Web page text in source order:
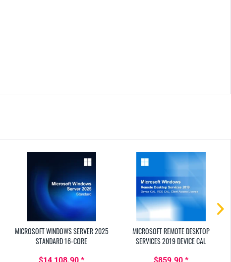
MICROSOFT WINDOWS SERVER 2025
STANDARD 16-CORE
MICROSOFT REMOTE DESKTOP
SERVICES 2019 DEVICE CAL